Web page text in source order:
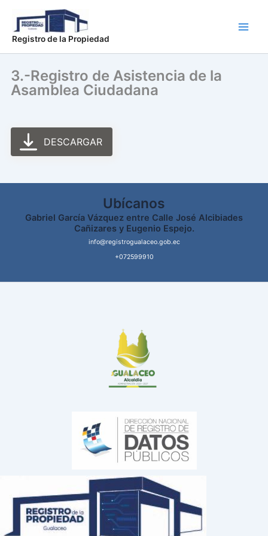
contenido
Registro de la Propiedad
3.-Registro de Asistencia de la
Asamblea Ciudadana
DESCARGAR
Ubícanos
Gabriel García Vázquez entre Calle José Alcibiades
Cañizares y Eugenio Espejo.
info@registrogualaceo.gob.ec
+072599910